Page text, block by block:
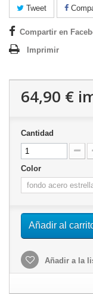
Tweet
Compartir en
Imprimir
64,90 €
Cantidad
Color
Añadir al
Añadir a la